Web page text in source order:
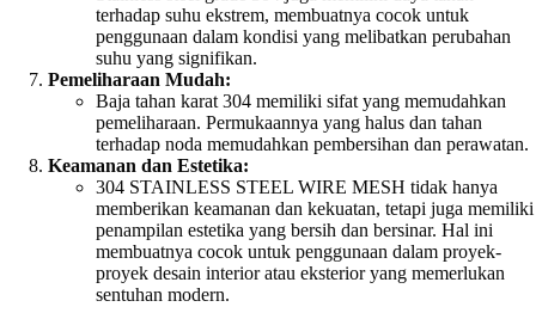
terhadap suhu ekstrem, membuatnya cocok untuk
penggunaan dalam kondisi yang melibatkan perubahan
suhu yang signifikan.
Pemeliharaan Mudah:
Baja tahan karat 304 memiliki sifat yang memudahkan
pemeliharaan. Permukaannya yang halus dan tahan
terhadap noda memudahkan pembersihan dan perawatan.
Keamanan dan Estetika:
304 STAINLESS STEEL WIRE MESH tidak hanya
memberikan keamanan dan kekuatan, tetapi juga memiliki
penampilan estetika yang bersih dan bersinar. Hal ini
membuatnya cocok untuk penggunaan dalam proyek-
proyek desain interior atau eksterior yang memerlukan
sentuhan modern.